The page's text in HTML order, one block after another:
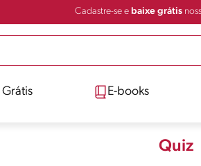
Cadastre-se e baixe grátis
E-books
Quiz